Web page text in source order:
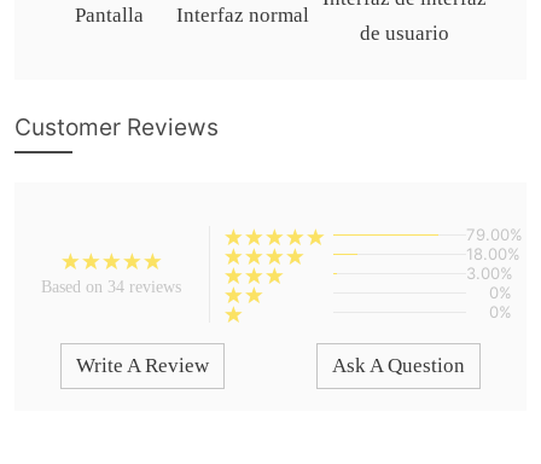
Pantalla Interfaz normal
de usuario
Customer Reviews
Based on 34 reviews
79.00%
18.00%
3.00%
0%
0%
Write A Review Ask A Question